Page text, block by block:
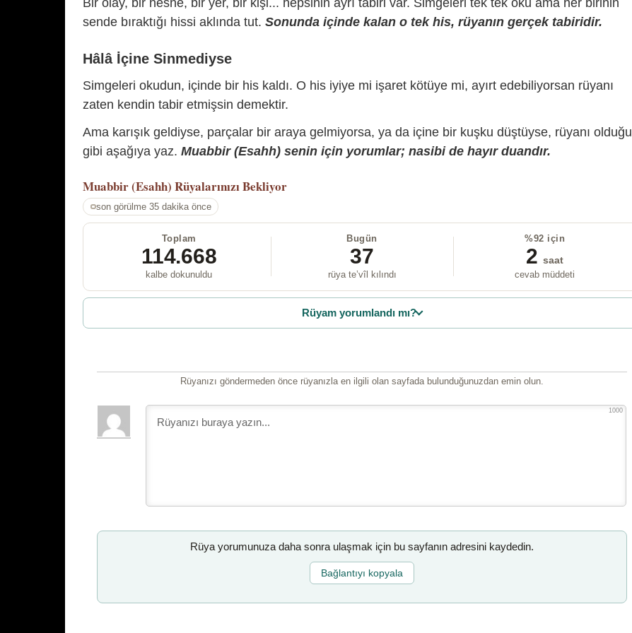
sende bıraktığı hissi aklında tut. Sonunda içinde kalan o tek his, rüyanın gerçek tabiridir.
Hâlâ İçine Sinmediyse
Simgeleri okudun, içinde bir his kaldı. O his iyiye mi işaret kötüye mi, ayırt edebiliyorsan rüyanı
zaten kendin tabir etmişsin demektir.
Ama karışık geldiyse, parçalar bir araya gelmiyorsa, ya da içine bir kuşku düştüyse, rüyanı olduğu
gibi aşağıya yaz. Muabbir (Esahh) senin için yorumlar; nasibi de hayır duandır.
Muabbir (Esahh) Rüyalarınızı Bekliyor
son görülme 35 dakika önce
Toplam
114.668
kalbe dokunuldu
Bugün
37
rüya te’vîl kılındı
%92 için
2 saat
cevab müddeti
Rüyam yorumlandı mı?
Rüyanızı göndermeden önce rüyanızla en ilgili olan sayfada bulunduğunuzdan emin olun.
1000
Rüya yorumunuza daha sonra ulaşmak için bu sayfanın adresini kaydedin.
Bağlantıyı kopyala